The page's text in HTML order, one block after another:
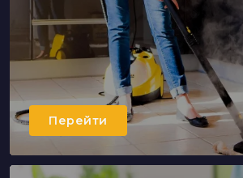
Перейти